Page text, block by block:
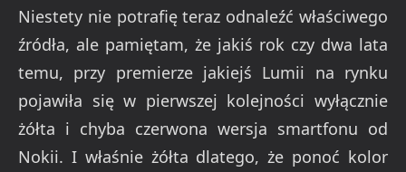
Niestety nie potrafię teraz odnaleźć właściwego
źródła, ale pamiętam, że jakiś rok czy dwa lata
temu, przy premierze jakiejś Lumii na rynku
pojawiła się w pierwszej kolejności wyłącznie
żółta i chyba czerwona wersja smartfonu od
Nokii. I właśnie żółta dlatego, że ponoć kolor